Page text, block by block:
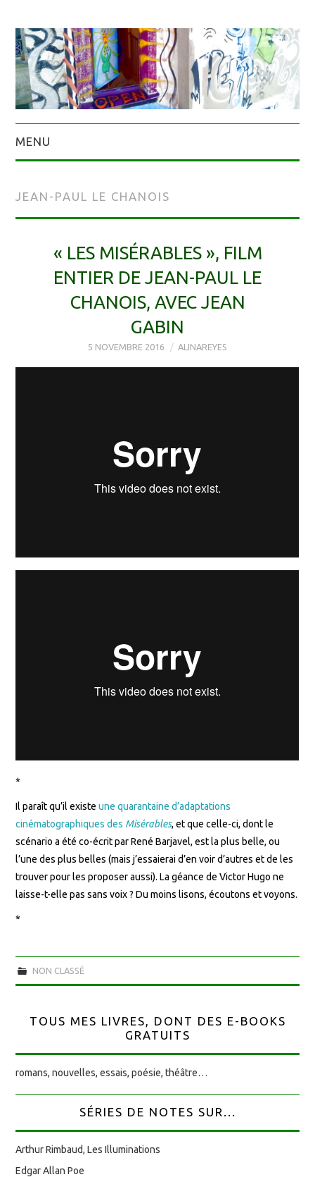
MENU
JEAN-PAUL LE CHANOIS
« LES MISÉRABLES », FILM
ENTIER DE JEAN-PAUL LE
CHANOIS, AVEC JEAN
GABIN
5 NOVEMBRE 2016 ALINAREYES
*
Il paraît qu’il existeune quarantaine d’adaptations
cinématographiques des Misérables, et que celle-ci, dont le
scénario a été co-écrit par René Barjavel, est la plus belle, ou
l’une des plus belles (mais j’essaierai d’en voir d’autres et de les
trouver pour les proposer aussi). La géance de Victor Hugo ne
laisse-t-elle pas sans voix ? Du moins lisons, écoutons et voyons.
*
NON CLASSÉ
TOUS MES LIVRES, DONT DES E-BOOKS
GRATUITS
romans, nouvelles, essais, poésie, théâtre…
SÉRIES DE NOTES SUR...
Arthur Rimbaud, Les Illuminations
Edgar Allan Poe